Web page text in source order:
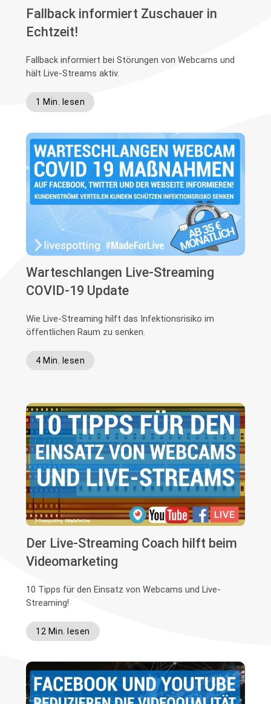
Fallback informiert Zuschauer in
Echtzeit!
Fallback informiert bei Störungen von Webcams und
hält Live-Streams aktiv.
1 Min. lesen
Warteschlangen Live-Streaming
COVID-19 Update
Wie Live-Streaming hilft das Infektionsrisiko im
öffentlichen Raum zu senken.
4 Min. lesen
Der Live-Streaming Coach hilft beim
Videomarketing
10 Tipps für den Einsatz von Webcams und Live-
Streaming!
12 Min. lesen